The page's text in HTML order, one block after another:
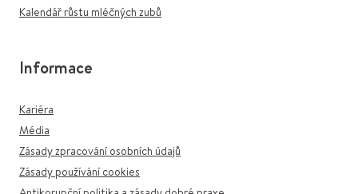
Kalendář růstu mléčných zubů
Informace
Kariéra
Média
Zásady zpracování osobních údajů
Zásady používání cookies